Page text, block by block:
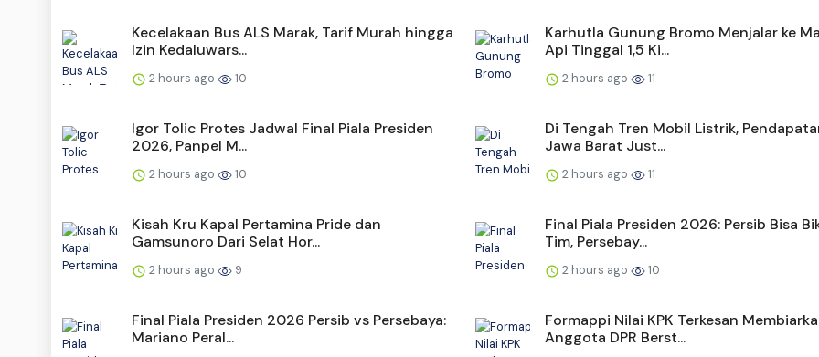
Kecelakaan Bus ALS Marak, Tarif Murah hingga
Izin Kedaluwars...
2 hours ago 10
Karhutla Gunung Bromo Menjalar ke
Api Tinggal 1,5 Ki...
2 hours ago 11
Igor Tolic Protes Jadwal Final Piala Presiden
2026, Panpel M...
2 hours ago 10
Di Tengah Tren Mobil Listrik,
Jawa Barat Just...
2 hours ago 11
Kisah Kru Kapal Pertamina Pride dan
Gamsunoro Dari Selat Hor...
2 hours ago 9
Final Piala Presiden 2026: Persib Bisa
Tim, Persebay...
2 hours ago 10
Final Piala Presiden 2026 Persib vs Persebaya:
Mariano Peral...
Formappi Nilai KPK Terkesan
Anggota DPR Berst...